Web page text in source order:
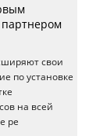
свои
по установке
на всей
ре